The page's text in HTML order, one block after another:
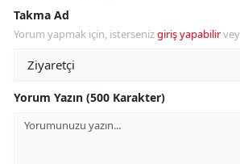
Takma Ad
Yorum yapmak için, istersenizgiriş yapabilir
Yorum Yazın (500 Karakter)